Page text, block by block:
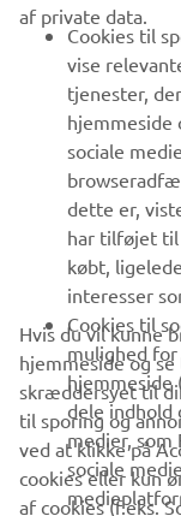
B2B
MERE YAMAHA
SUPPORT
NYHEDSBREV
Vær den første til at
arrangementer, nye
Læs vores
af private data.
Cookies til
vise
tjenester,
hjemmeside
sociale
dette er,
har tilføjet til
købt,
interesser
Cookies til
mulighed for
hjemmeside
dele indhold
medier, som
sociale
Hvis du vil kunne
hjemmeside og
skræddersyet til
til sporing og
ved at klikke på
cookies eller kun
af cookies (f.eks.